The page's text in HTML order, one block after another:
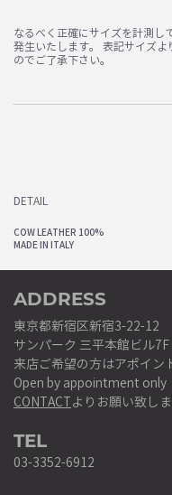
なるべく正確にサイズを計測し
発生いたします。 表記サイズ
のでご了承下さい。
DETAIL
COW LEATHER 100%
MADE IN ITALY
ADDRESS
東京都新宿区新宿3-22-12
サンパーク 三平本館ビル7F
来店ご希望の方はアポイン
Open by appointment only
CONTACTよりお願い致しま
TEL
03-3352-6912